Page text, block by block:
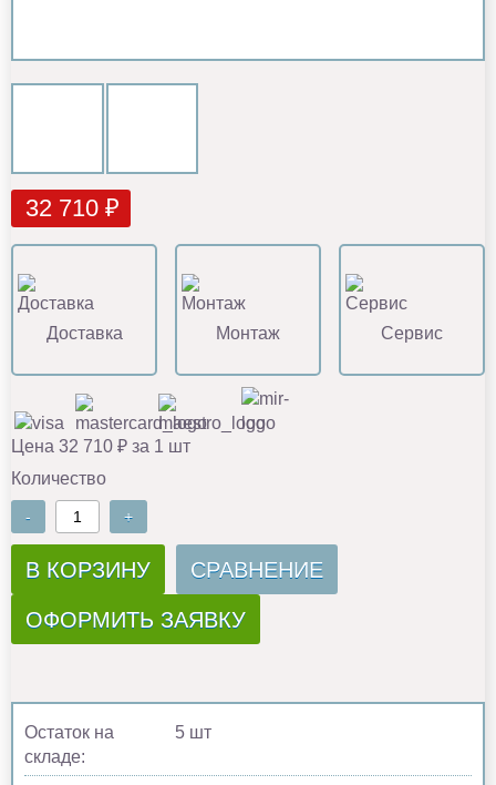
32 710 ₽
Доставка Монтаж Сервис
Цена 32 710 ₽ за 1 шт
Количество
- +
В КОРЗИНУ СРАВНЕНИЕ
ОФОРМИТЬ ЗАЯВКУ
Остаток на
складе:
5 шт